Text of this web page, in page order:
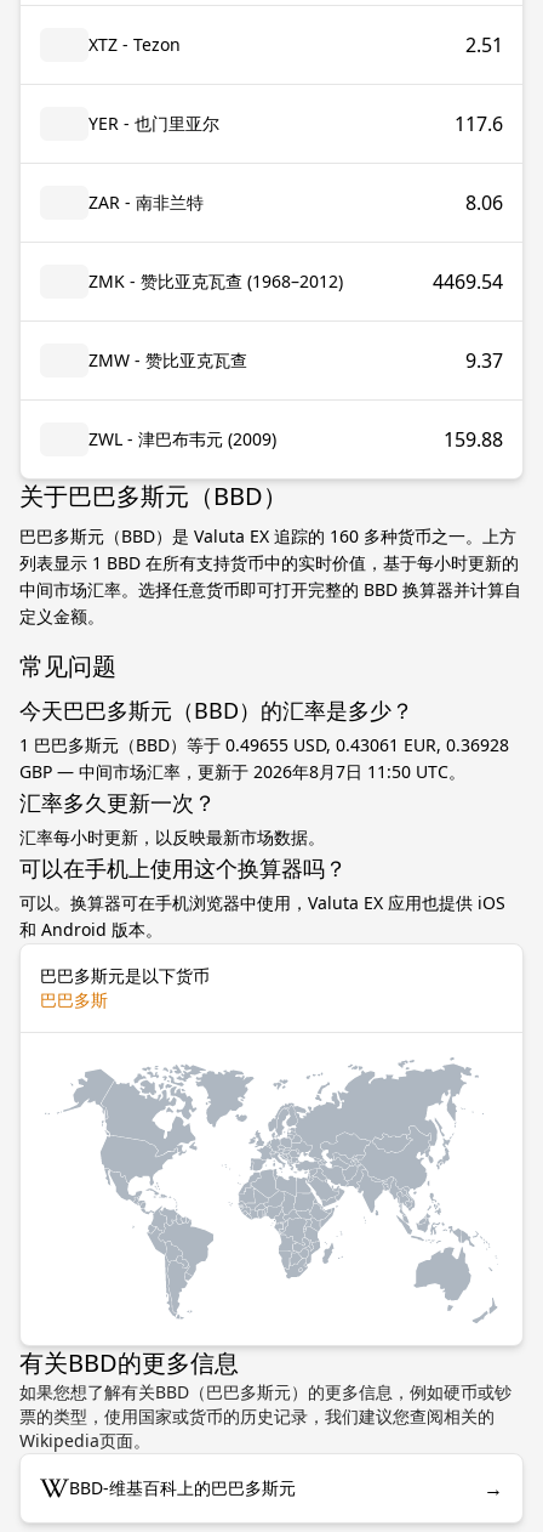
XTZ - Tezon 2.51
YER - 也门里亚尔 117.6
ZAR - 南非兰特 8.06
ZMK - 赞比亚克瓦查 (1968–2012) 4469.54
ZMW - 赞比亚克瓦查 9.37
ZWL - 津巴布韦元 (2009) 159.88
关于巴巴多斯元（BBD）
巴巴多斯元（BBD）是 Valuta EX 追踪的 160 多种货币之一。上方
列表显示 1 BBD 在所有支持货币中的实时价值，基于每小时更新的
中间市场汇率。选择任意货币即可打开完整的 BBD 换算器并计算自
定义金额。
常见问题
今天巴巴多斯元（BBD）的汇率是多少？
1 巴巴多斯元（BBD）等于 0.49655 USD, 0.43061 EUR, 0.36928
GBP — 中间市场汇率，更新于 2026年8月7日 11:50 UTC。
汇率多久更新一次？
汇率每小时更新，以反映最新市场数据。
可以在手机上使用这个换算器吗？
可以。换算器可在手机浏览器中使用，Valuta EX 应用也提供 iOS
和 Android 版本。
巴巴多斯元是以下货币
巴巴多斯
有关BBD的更多信息
如果您想了解有关BBD（巴巴多斯元）的更多信息，例如硬币或钞
票的类型，使用国家或货币的历史记录，我们建议您查阅相关的
Wikipedia页面。
BBD-维基百科上的巴巴多斯元 →